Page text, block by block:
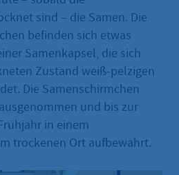
sind – die Samen. Die
befinden sich etwas
Samenkapsel, die sich
Zustand weiß-pelzigen
Die Samenschirmchen
und bis zur
in einem
trockenen Ort aufbewahrt.